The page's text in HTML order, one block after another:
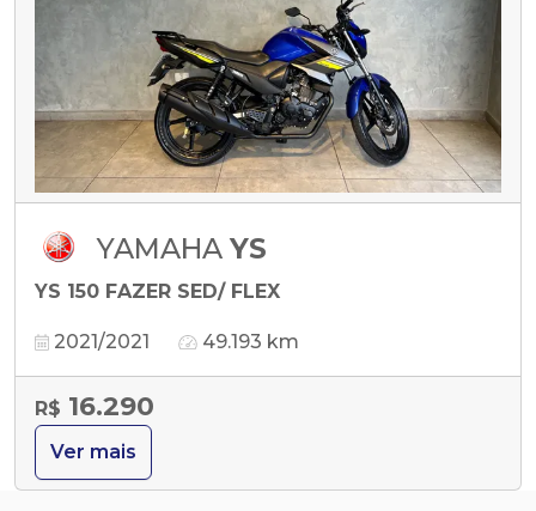
YAMAHA YS
YS 150 FAZER SED/ FLEX
2021/2021 49.193 km
R$ 16.290
Ver mais